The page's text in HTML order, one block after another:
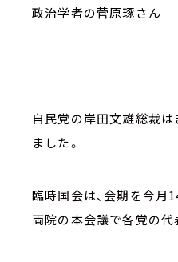
政治学者の菅原琢さん
自民党の岸田文雄総裁
ました。
臨時国会は、会期を今月
両院の本会議で各党の